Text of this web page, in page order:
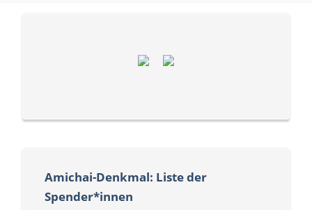
Amichai-Denkmal: Liste der
Spender*innen